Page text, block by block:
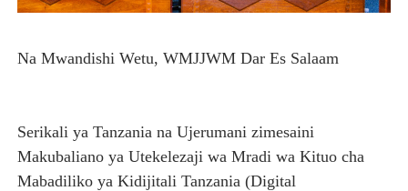
Na Mwandishi Wetu, WMJJWM Dar Es Salaam
Serikali ya Tanzania na Ujerumani zimesaini
Makubaliano ya Utekelezaji wa Mradi wa Kituo cha
Mabadiliko ya Kidijitali Tanzania (Digital